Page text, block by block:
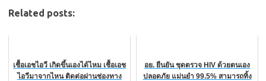
Related posts:
เชื้อเอชไอวี เกิดขึ้นเองได้ไหม เชื้อเอช
ไอวีมาจากไหน ติดต่อผ่านช่องทาง
อย. ยืนยัน ชุดตรวจ HIV ด้วยตนเอง
ปลอดภัย แม่นยำ 99.5% สามารถทิ้ง